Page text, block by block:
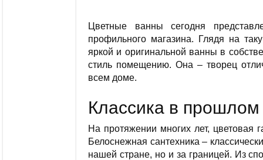
Цветные ванны сегодня
профильного магазина. Глядя на
яркой и оригинальной ванны в
стиль помещению. Она – творец
всем доме.
Классика в прошлом
На протяжении многих лет, цветовая
Белоснежная сантехника –
нашей стране, но и за границей. Из